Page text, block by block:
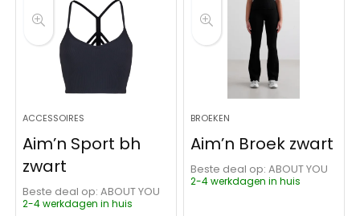
ACCESSOIRES
Aim’n Sport bh
zwart
Beste deal op:
ABOUT YOU
2-4 werkdagen in huis
BROEKEN
Aim’n Broek zwart
Beste deal op:
ABOUT YOU
2-4 werkdagen in huis